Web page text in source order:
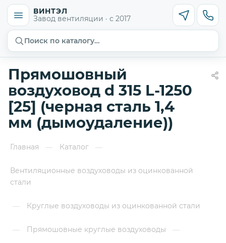
ВИНТЭЛ
Завод вентиляции · с 2017
Поиск по каталогу…
Прямошовный
воздуховод d 315 L-1250
[25] (черная сталь 1,4
мм (дымоудаление))
Главная — Каталог —
Вентиляционные воздуховоды из оцинкованной
стали
— Круглые воздуховоды из оцинкованной стали
— Прямошовные круглые воздуховоды
—